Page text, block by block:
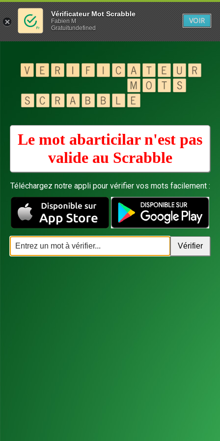
Le mot abarticilar n'est pas
valide au Scrabble
Téléchargez notre appli pour vérifier vos mots facilement :
Vérificateur Mot Scrabble
Fabien M
Gratuitundefined
VOIR